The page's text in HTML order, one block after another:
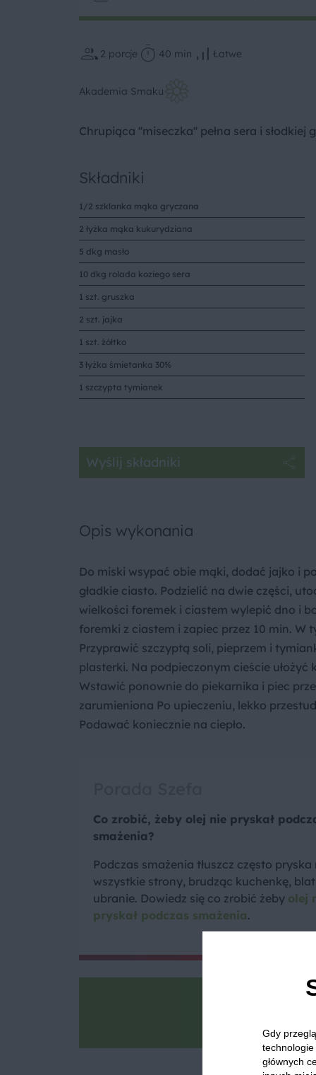
2 porcje 40 min Łatwe
Akademia Smaku
Chrupiąca ''miseczka'' pełna sera i
Składniki
1/2 szklanka mąka gryczana
2 łyżka mąka kukurydziana
5 dkg masło
10 dkg rolada koziego sera
1 szt. gruszka
2 szt. jajka
1 szt. żółtko
3 łyżka śmietanka 30%
1 szczypta tymianek
Wyślij składniki
Opis wykonania
Do miski wsypać obie mąki, dodać jajko i
gładkie ciasto. Podzielić na dwie części,
wielkości foremek i ciastem wylepić dno i
foremki z ciastem i zapiec przez 10 min. W
Przyprawić szczyptą soli, pieprzem i
plasterki. Na podpieczonym cieście
Wstawić ponownie do piekarnika i piec
zarumieniona Po upieczeniu, lekko
Podawać koniecznie na ciepło.
Co zrobić, żeby olej nie pryskał
smażenia?
Podczas smażenia tłuszcz często pryska
wszystkie strony, brudząc kuchenkę,
ubranie. Dowiedz się co zrobić żeby olej
pryskał podczas smażenia.
Gdy
głównych